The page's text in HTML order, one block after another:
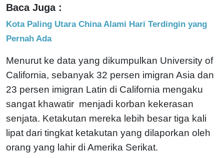
Baca Juga :
Kota Paling Utara China Alami Hari Terdingin yang
Pernah Ada
Menurut ke data yang dikumpulkan University of
California, sebanyak 32 persen imigran Asia dan
23 persen imigran Latin di California mengaku
sangat khawatir menjadi korban kekerasan
senjata. Ketakutan mereka lebih besar tiga kali
lipat dari tingkat ketakutan yang dilaporkan oleh
orang yang lahir di Amerika Serikat.